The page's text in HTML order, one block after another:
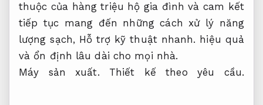
thuộc của hàng triệu hộ gia đình và cam kết
tiếp tục mang đến những cách xử lý năng
lượng sạch, Hỗ trợ kỹ thuật nhanh. hiệu quả
và ổn định lâu dài cho mọi nhà.
Máy sản xuất.
Thiết kế theo yêu cầu.